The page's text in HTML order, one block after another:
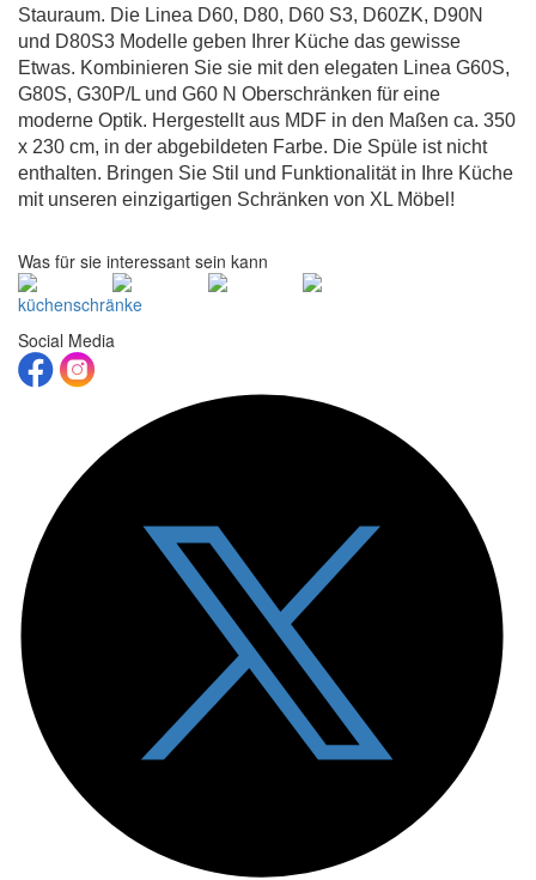
Stauraum. Die Linea D60, D80, D60 S3, D60ZK, D90N
und D80S3 Modelle geben Ihrer Küche das gewisse
Etwas. Kombinieren Sie sie mit den elegaten Linea G60S,
G80S, G30P/L und G60 N Oberschränken für eine
moderne Optik. Hergestellt aus MDF in den Maßen ca. 350
x 230 cm, in der abgebildeten Farbe. Die Spüle ist nicht
enthalten. Bringen Sie Stil und Funktionalität in Ihre Küche
mit unseren einzigartigen Schränken von XL Möbel!
Was für sie interessant sein kann
küchenschränke
Social Media